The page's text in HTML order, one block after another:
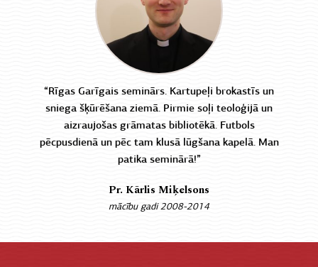
“Rīgas Garīgais seminārs. Kartupeļi brokastīs un
sniega šķūrēšana ziemā. Pirmie soļi teoloģijā un
aizraujošas grāmatas bibliotēkā. Futbols
pēcpusdienā un pēc tam klusā lūgšana kapelā. Man
patika seminārā!”
Pr. Kārlis Miķelsons
mācību gadi 2008-2014